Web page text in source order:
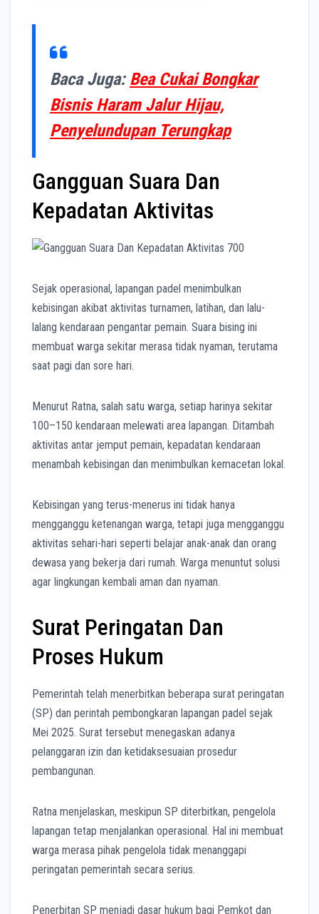
Baca Juga:Bea Cukai Bongkar
Bisnis Haram Jalur Hijau,
Penyelundupan Terungkap
Gangguan Suara Dan
Kepadatan Aktivitas
Sejak operasional, lapangan padel menimbulkan
kebisingan akibat aktivitas turnamen, latihan, dan lalu-
lalang kendaraan pengantar pemain. Suara bising ini
membuat warga sekitar merasa tidak nyaman, terutama
saat pagi dan sore hari.
Menurut Ratna, salah satu warga, setiap harinya sekitar
100–150 kendaraan melewati area lapangan. Ditambah
aktivitas antar jemput pemain, kepadatan kendaraan
menambah kebisingan dan menimbulkan kemacetan lokal.
Kebisingan yang terus-menerus ini tidak hanya
mengganggu ketenangan warga, tetapi juga mengganggu
aktivitas sehari-hari seperti belajar anak-anak dan orang
dewasa yang bekerja dari rumah. Warga menuntut solusi
agar lingkungan kembali aman dan nyaman.
Surat Peringatan Dan
Proses Hukum
Pemerintah telah menerbitkan beberapa surat peringatan
(SP) dan perintah pembongkaran lapangan padel sejak
Mei 2025. Surat tersebut menegaskan adanya
pelanggaran izin dan ketidaksesuaian prosedur
pembangunan.
Ratna menjelaskan, meskipun SP diterbitkan, pengelola
lapangan tetap menjalankan operasional. Hal ini membuat
warga merasa pihak pengelola tidak menanggapi
peringatan pemerintah secara serius.
Penerbitan SP menjadi dasar hukum bagi Pemkot dan